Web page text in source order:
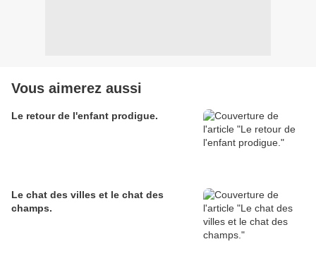
Vous aimerez aussi
Le retour de l'enfant prodigue.
Le chat des villes et le chat des
champs.